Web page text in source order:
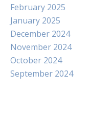
February 2025
January 2025
December 2024
November 2024
October 2024
September 2024